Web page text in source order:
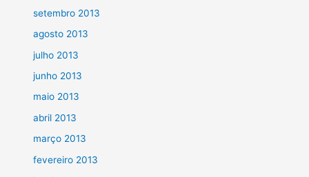
setembro 2013
agosto 2013
julho 2013
junho 2013
maio 2013
abril 2013
março 2013
fevereiro 2013